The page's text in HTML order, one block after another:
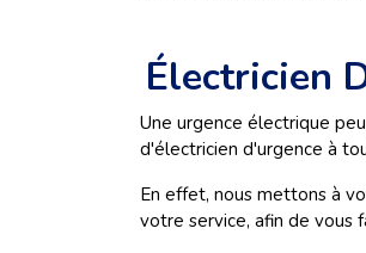
Électricien
Une urgence électrique
d'électricien d'urgence à
En effet, nous mettons à
votre service, afin de vous